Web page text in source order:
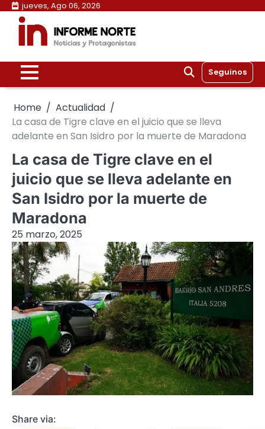
Skip
content
jueves, Ago 06, 2026
Seguinos
Home
Actualidad
La casa de Tigre clave en el juicio que se lleva
adelante en San Isidro por la muerte de Maradona
La casa de Tigre clave en el
juicio que se lleva adelante en
San Isidro por la muerte de
Maradona
25 marzo, 2025
Share via: